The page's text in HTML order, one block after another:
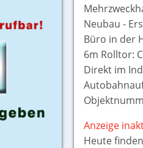
Neubau -
Büro in der
6m Rolltor:
Direkt im
Anzeige
Heute